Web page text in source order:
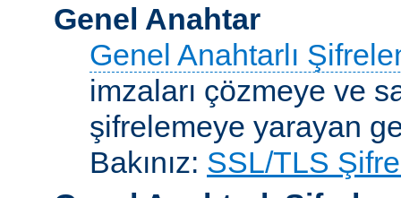
Genel Anahtar
Genel Anahtarlı
imzaları çözmeye ve
şifrelemeye yarayan
Bakınız: SSL/TLS